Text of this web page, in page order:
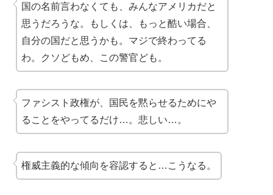
国の名前言わなくても、みんなアメリカだと
思うだろうな。もしくは、もっと酷い場合、
自分の国だと思うかも。マジで終わってる
わ。クソどもめ、この警官ども。
ファシスト政権が、国民を黙らせるためにや
ることをやってるだけ…。悲しい…。
権威主義的な傾向を容認すると…こうなる。